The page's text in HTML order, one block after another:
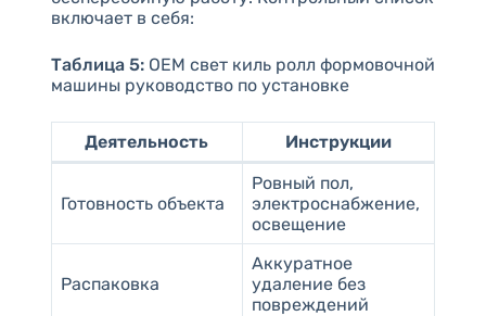
включает в себя:
Таблица 5:OEM свет киль ролл формовочной
машины руководство по установке
Деятельность Инструкции
Готовность объекта
Ровный пол,
электроснабжение,
освещение
Распаковка
Аккуратное
удаление без
повреждений